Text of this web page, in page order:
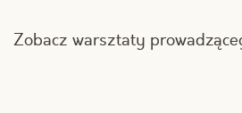
Zobacz warsztaty